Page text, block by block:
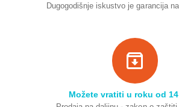
Dugogodišnje iskustvo je garancija
Možete vratiti u roku od